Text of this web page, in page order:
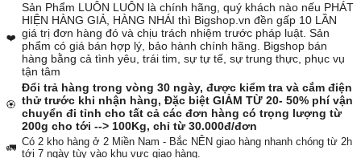
❤️
Sản Phẩm LUÔN LUÔN là chính hãng, quý khách nào nếu PHÁT
HIỆN HÀNG GIẢ, HÀNG NHÁI thì Bigshop.vn đền gấp 10 LẦN
giá trị đơn hàng đó và chịu trách nhiệm trước pháp luật. Sản
phẩm có giá bán hợp lý, bảo hành chính hãng. Bigshop bán
hàng bằng cả tình yêu, trái tim, sự tự tế, sự trung thực, phục vụ
tận tâm
🏵️
Đổi trả hàng trong vòng 30 ngày, được kiểm tra và cắm điện
thử trước khi nhận hàng, Đặc biệt GIẢM TỪ 20- 50% phí vận
chuyển đi tỉnh cho tất cả các đơn hàng có trọng lượng từ
200g cho tới --> 100Kg, chỉ từ 30.000đ/đơn
🚛 Có 2 kho hàng ở 2 Miền Nam - Bắc NÊN giao hàng nhanh chóng từ 2h
tới 7 ngày tùy vào khu vực giao hàng.